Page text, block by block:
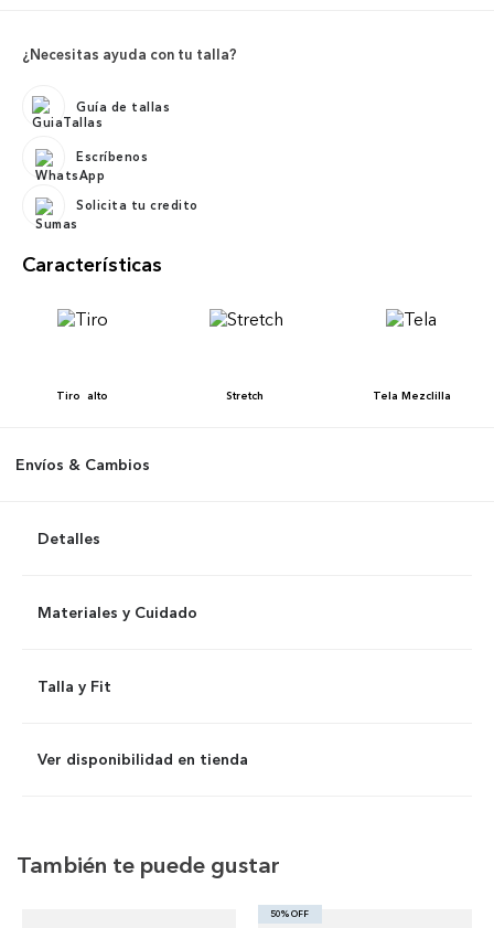
¿Necesitas ayuda con tu talla?
Guía de tallas
Escríbenos
Solicita tu credito
Características
Tiro alto Stretch Tela Mezclilla
Envíos & Cambios
Detalles
Materiales y Cuidado
Talla y Fit
Ver disponibilidad en tienda
También te puede gustar
50% OFF